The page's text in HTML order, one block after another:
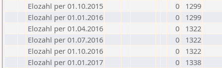
Elozahl per 01.10.2015
0
1299
Elozahl per 01.01.2016
0
1299
Elozahl per 01.04.2016
0
1322
Elozahl per 01.07.2016
0
1322
Elozahl per 01.10.2016
0
1322
Elozahl per 01.01.2017
0
1338